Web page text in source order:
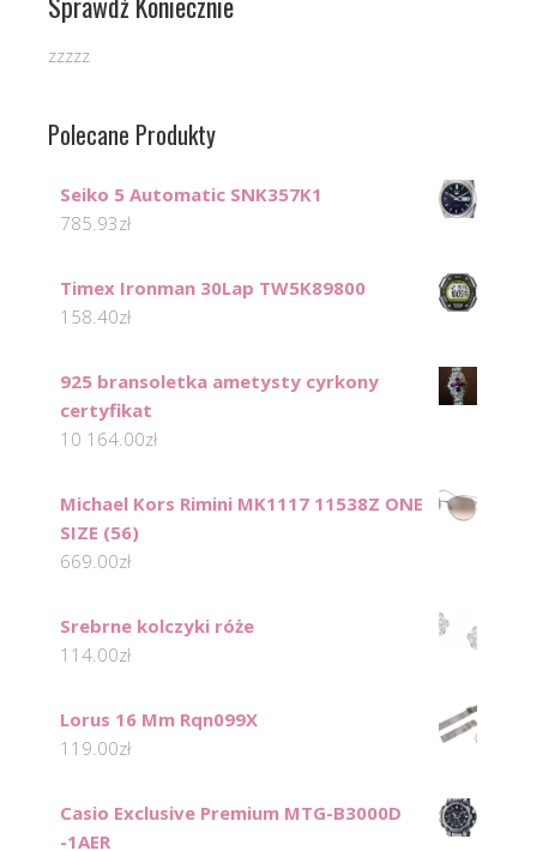
zzzzz
Polecane Produkty
Seiko 5 Automatic SNK357K1
785.93zł
Timex Ironman 30Lap TW5K89800
158.40zł
925 bransoletka ametysty cyrkony
certyfikat
10 164.00zł
Michael Kors Rimini MK1117 11538Z ONE
SIZE (56)
669.00zł
Srebrne kolczyki róże
114.00zł
Lorus 16 Mm Rqn099X
119.00zł
Casio Exclusive Premium MTG-B3000D
-1AER